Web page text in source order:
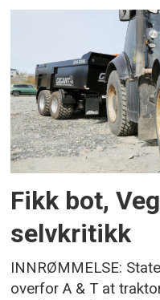
Fikk bot,
selvkritikk
INNRØMMELSE:
overfor A & T at